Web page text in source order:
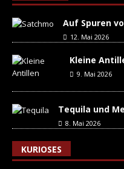
Auf Spuren
12. Mai 2026
Kleine
9. Mai 2026
Tequila und
8. Mai 2026
KURIOSES